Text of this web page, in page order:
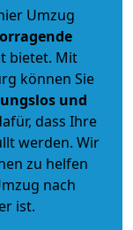
Umzug
bietet. Mit
können Sie
und
dass Ihre
werden. Wir
zu helfen
nach
ist.